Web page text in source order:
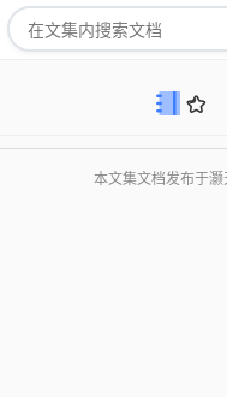
本文集文档发布于灏